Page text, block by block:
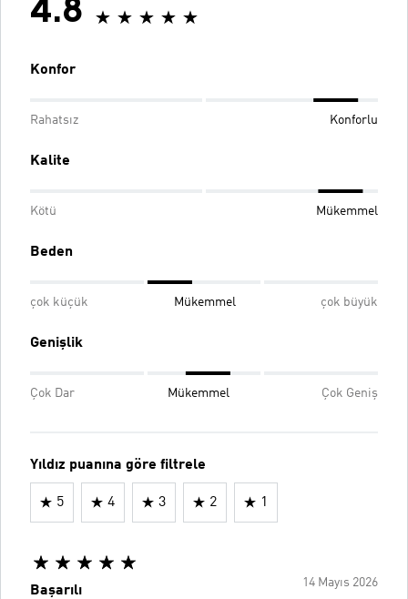
4.8
Konfor
Rahatsız Konforlu
Kalite
Kötü Mükemmel
Beden
çok küçük Mükemmel çok büyük
Genişlik
Çok Dar Mükemmel Çok Geniş
Yıldız puanına göre filtrele
5 4 3 2 1
14 Mayıs 2026
Başarılı